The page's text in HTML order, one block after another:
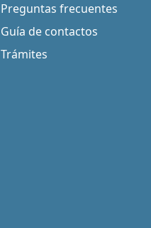
Preguntas frecuentes
Guía de contactos
Trámites